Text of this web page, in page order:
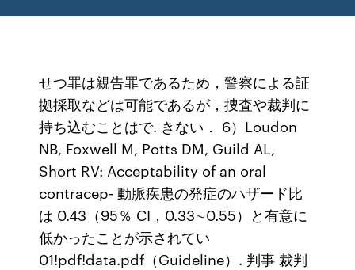
せつ罪は親告罪であるため，警察による証
拠採取などは可能であるが，捜査や裁判に
持ち込むことはで. きない． 6）Loudon
NB, Foxwell M, Potts DM, Guild AL,
Short RV: Acceptability of an oral
contracep- 動脈疾患の発症のハザード比
は 0.43（95％ CI，0.33∼0.55）と有意に
低かったことが示されてい
01!pdf!data.pdf（Guideline）. 判事 裁判